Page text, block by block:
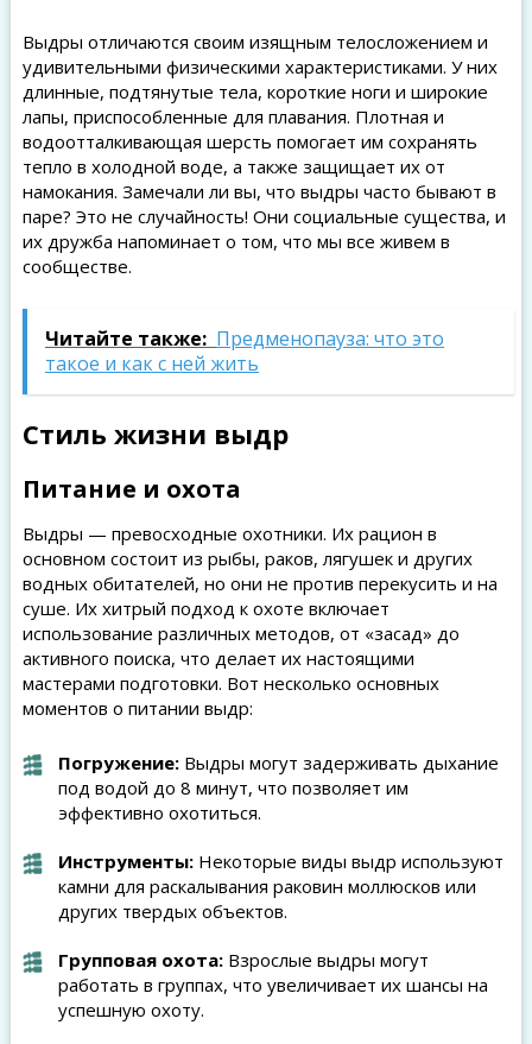
Выдры отличаются своим изящным телосложением и
удивительными физическими характеристиками. У них
длинные, подтянутые тела, короткие ноги и широкие
лапы, приспособленные для плавания. Плотная и
водоотталкивающая шерсть помогает им сохранять
тепло в холодной воде, а также защищает их от
намокания. Замечали ли вы, что выдры часто бывают в
паре? Это не случайность! Они социальные существа, и
их дружба напоминает о том, что мы все живем в
сообществе.
Читайте также: Предменопауза: что это
такое и как с ней жить
Стиль жизни выдр
Питание и охота
Выдры — превосходные охотники. Их рацион в
основном состоит из рыбы, раков, лягушек и других
водных обитателей, но они не против перекусить и на
суше. Их хитрый подход к охоте включает
использование различных методов, от «засад» до
активного поиска, что делает их настоящими
мастерами подготовки. Вот несколько основных
моментов о питании выдр:
Погружение:Выдры могут задерживать дыхание
под водой до 8 минут, что позволяет им
эффективно охотиться.
Инструменты:Некоторые виды выдр используют
камни для раскалывания раковин моллюсков или
других твердых объектов.
Групповая охота:Взрослые выдры могут
работать в группах, что увеличивает их шансы на
успешную охоту.